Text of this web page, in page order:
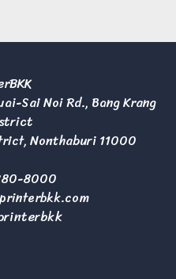
Sai Noi Rd., Bang Krang
Nonthaburi 11000
8000